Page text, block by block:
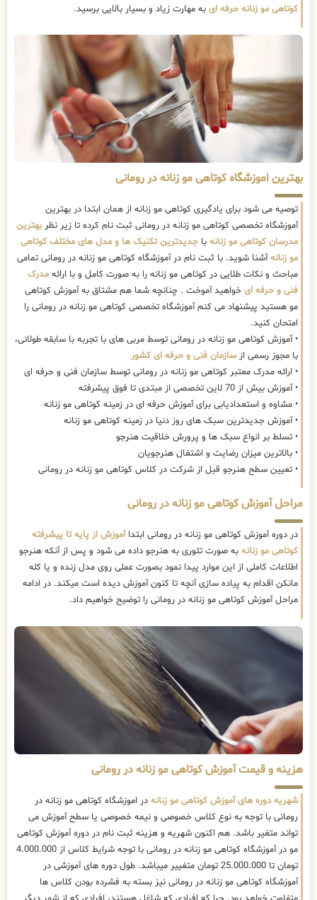
کوتاهی مو زنانه حرفه ای به مهارت زیاد و بسیار بالایی برسید.
بهترین اموزشگاه کوتاهی مو زنانه در رومانی
توصیه می شود برای یادگیری کوتاهی مو زنانه از همان ابتدا در بهترین
آموزشگاه تخصصی کوتاهی مو زنانه در رومانی ثبت نام کرده تا زیر نظربهترین
مدرسان کوتاهی مو زنانه با جدیدترین تکنیک ها و مدل های مختلف کوتاهی
مو زنانهآشنا شوید. با ثبت نام در آموزشگاه کوتاهی مو زنانه در رومانی تمامی
مباحث و نکات طلایی در کوتاهی مو زنانه را به صورت کامل و با ارائه مدرک
فنی و حرفه ای خواهید آموخت . چنانچه شما هم مشتاق به آموزش کوتاهی
مو هستید پیشنهاد می کنم آموزشگاه تخصصی کوتاهی مو زنانه در رومانی را
امتحان کنید.
• آموزش کوتاهی مو زنانه در رومانی توسط مربی های با تجربه با سابقه طولانی،
با مجوز رسمی ازسازمان فنی و حرفه ای کشور
• ارائه مدرک معتبر کوتاهی مو زنانه در رومانی توسط سازمان فنی و حرفه ای
• آموزش بیش از 70 لاین تخصصی از مبتدی تا فوق پیشرفته
• مشاوه و استعدادیابی برای آموزش حرفه ای در زمینه کوتاهی مو زنانه
• آموزش جدیدترین سبک های روز دنیا در زمینه کوتاهی مو زنانه
• تسلط بر انواع سبک ها و پرورش خلاقیت هنرجو
• بالاترین میزان رضایت و اشتغال هنرجویان
• تعیین سطح هنرجو قبل از شرکت در کلاس کوتاهی مو زنانه در رومانی
مراحل آموزش کوتاهی مو زنانه در رومانی
در دوره آموزش کوتاهی مو زنانه در رومانی ابتداآموزش از پایه تا پیشرفته
کوتاهی مو زنانه به صورت تئوری به هنرجو داده می شود و پس از آنکه هنرجو
اطلاعات کاملی از این موارد پیدا نمود بصورت عملی روی مدل زنده و یا کله
مانکن اقدام به پیاده سازی آنچه تا کنون آموزش دیده است میکند. در ادامه
مراحل آموزش کوتاهی مو زنانه در رومانی را توضیح خواهیم داد.
هزینه و قیمت آموزش کوتاهی مو زنانه در رومانی
شهریه دوره های آموزش کوتاهی مو زنانه در اموزشگاه کوتاهی مو زنانه در
رومانی با توجه به نوع کلاس خصوصی و نیمه خصوصی یا سطح آموزش می
تواند متغیر باشد. هم اکنون شهریه و هزینه ثبت نام در دوره آموزش کوتاهی
مو در آموزشگاه کوتاهی مو زنانه در رومانی با توجه شرایط کلاس از 4.000.000
تومان تا 25.000.000 تومان متغییر میباشد. طول دوره های آموزشی در
آموزشگاه کوتاهی مو زنانه در رومانی نیز بسته به فشرده بودن کلاس ها